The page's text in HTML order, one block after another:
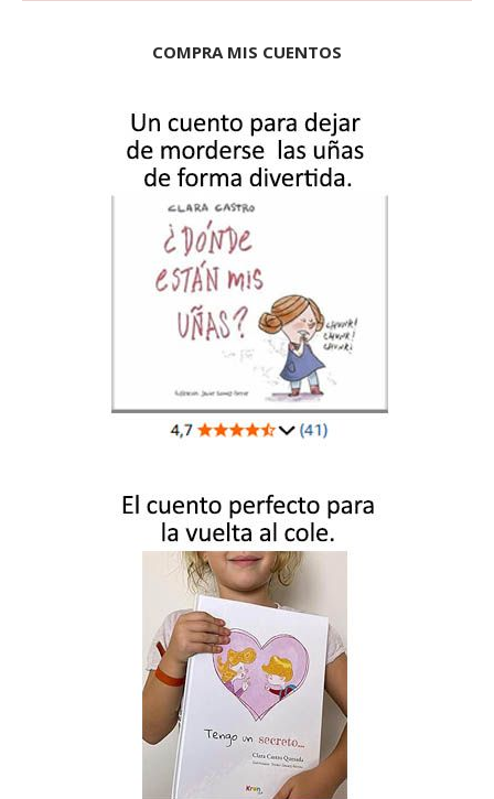
COMPRA MIS CUENTOS